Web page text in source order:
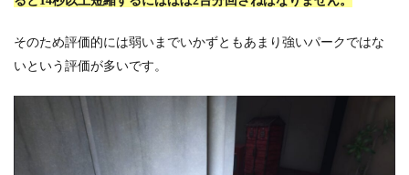
そのため評価的には弱いまでいかずともあまり強いパークではな
いという評価が多いです。